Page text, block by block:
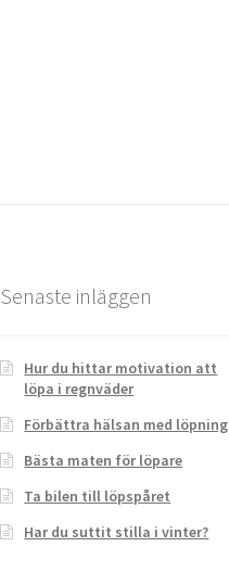
Senaste inläggen
Hur du hittar motivation att
löpa i regnväder
Förbättra hälsan med löpning
Bästa maten för löpare
Ta bilen till löpspåret
Har du suttit stilla i vinter?